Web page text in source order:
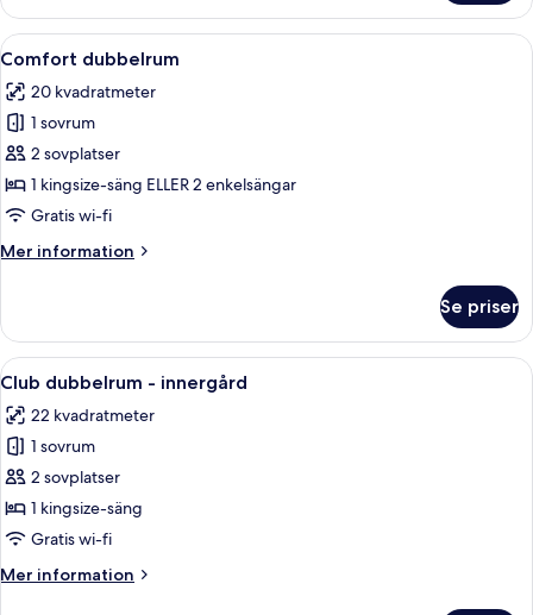
Single
Room
Öppna
alla
foton
för
Comfort
dubbelrum
Ett hotellrum med två separata
22
Comfort dubbelrum
20 kvadratmeter
1 sovrum
2 sovplatser
1 kingsize-säng ELLER 2 enkelsängar
Gratis wi-fi
Mer information
Mer
dubbelrum
Se priser
Öppna
alla
foton
för
Club
dubbelrum
-
Ett hotellrum med en säng med
14
Club dubbelrum - innergård
22 kvadratmeter
1 sovrum
2 sovplatser
1 kingsize-säng
Gratis wi-fi
Mer information
Mer